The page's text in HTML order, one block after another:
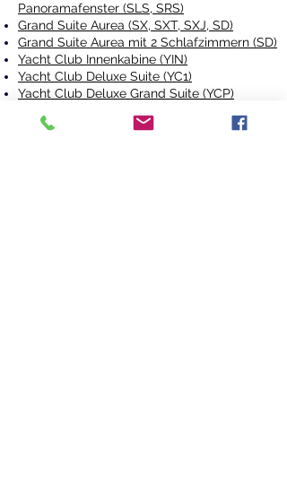
Panoramafenster (SLS, SRS)
Grand Suite Aurea (SX, SXT, SXJ, SD)
Grand Suite Aurea mit 2 Schlafzimmern (SD)
Yacht Club Innenkabine (YIN)
Yacht Club Deluxe Suite (YC1)
Yacht Club Deluxe Grand Suite (YCP)
Yacht Club Maisonette Suite (YCD